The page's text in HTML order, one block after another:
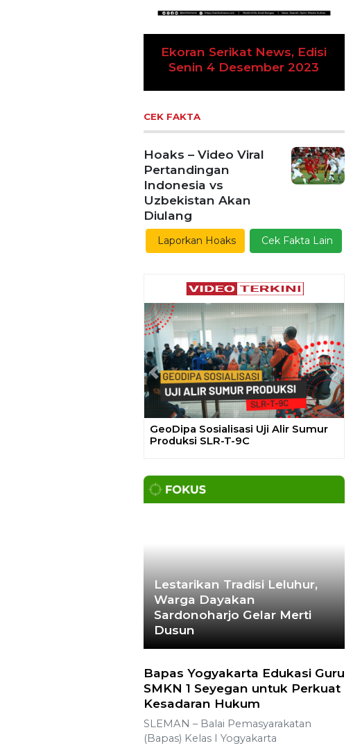
Ekoran Serikat News, Edisi
Kamis 9 November 2023
CEK FAKTA
Hoaks – Video Viral
Pertandingan
Indonesia vs
Uzbekistan Akan
Diulang
Laporkan Hoaks Cek Fakta Lain
Gelar Media Gathering, Geodipa
Ajak Media Diskusi Pembangunan
Previous Next
Lestarikan Tradisi Leluhur,
Warga Dayakan
Sardonoharjo Gelar Merti
Bapas Yogyakarta Edukasi Guru
SMKN 1 Seyegan untuk Perkuat
SLEMAN – Balai Pemasyarakatan